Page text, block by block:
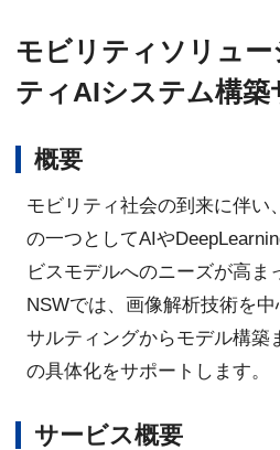
モビリティソリュー
ティAIシステム構築
概要
モビリティ社会の到来に伴い
の一つとしてAIや
ビスモデルへのニーズが高ま
NSWでは、画像解析技術を
サルティングからモデル構築
の具体化をサポートします。
サービス概要